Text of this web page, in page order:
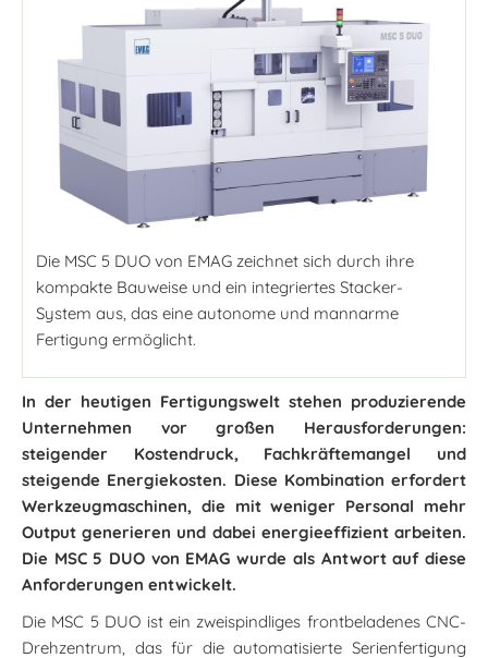
Die MSC 5 DUO von EMAG zeichnet sich durch ihre
kompakte Bauweise und ein integriertes Stacker-
System aus, das eine autonome und mannarme
Fertigung ermöglicht.
In der heutigen Fertigungswelt stehen produzierende
Unternehmen vor großen Herausforderungen:
steigender Kostendruck, Fachkräftemangel und
steigende Energiekosten. Diese Kombination erfordert
Werkzeugmaschinen, die mit weniger Personal mehr
Output generieren und dabei energieeffizient arbeiten.
Die MSC 5 DUO von EMAG wurde als Antwort auf diese
Anforderungen entwickelt.
Die MSC 5 DUO ist ein zweispindliges frontbeladenes CNC-
Drehzentrum, das für die automatisierte Serienfertigung